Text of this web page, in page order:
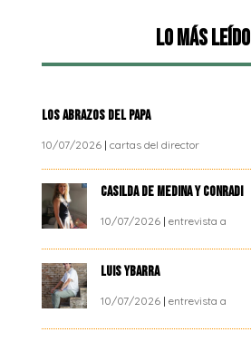
Lo más leído
LOS ABRAZOS DEL PAPA
10/07/2026| cartas del director
CASILDA DE MEDINA Y CONRADI
10/07/2026| entrevista a
LUIS YBARRA
10/07/2026| entrevista a